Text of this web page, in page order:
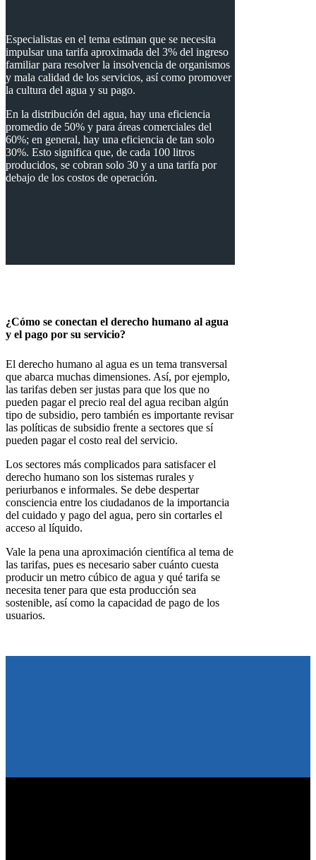
Especialistas en el tema estiman que se necesita
impulsar una tarifa aproximada del 3% del ingreso
familiar para resolver la insolvencia de organismos
y mala calidad de los servicios, así como promover
la cultura del agua y su pago.
En la distribución del agua, hay una eficiencia
promedio de 50% y para áreas comerciales del
60%; en general, hay una eficiencia de tan solo
30%. Esto significa que, de cada 100 litros
producidos, se cobran solo 30 y a una tarifa por
debajo de los costos de operación.
¿Cómo se conectan el derecho humano al agua
y el pago por su servicio?
El derecho humano al agua es un tema transversal
que abarca muchas dimensiones. Así, por ejemplo,
las tarifas deben ser justas para que los que no
pueden pagar el precio real del agua reciban algún
tipo de subsidio, pero también es importante revisar
las políticas de subsidio frente a sectores que sí
pueden pagar el costo real del servicio.
Los sectores más complicados para satisfacer el
derecho humano son los sistemas rurales y
periurbanos e informales. Se debe despertar
consciencia entre los ciudadanos de la importancia
del cuidado y pago del agua, pero sin cortarles el
acceso al líquido.
Vale la pena una aproximación científica al tema de
las tarifas, pues es necesario saber cuánto cuesta
producir un metro cúbico de agua y qué tarifa se
necesita tener para que esta producción sea
sostenible, así como la capacidad de pago de los
usuarios.